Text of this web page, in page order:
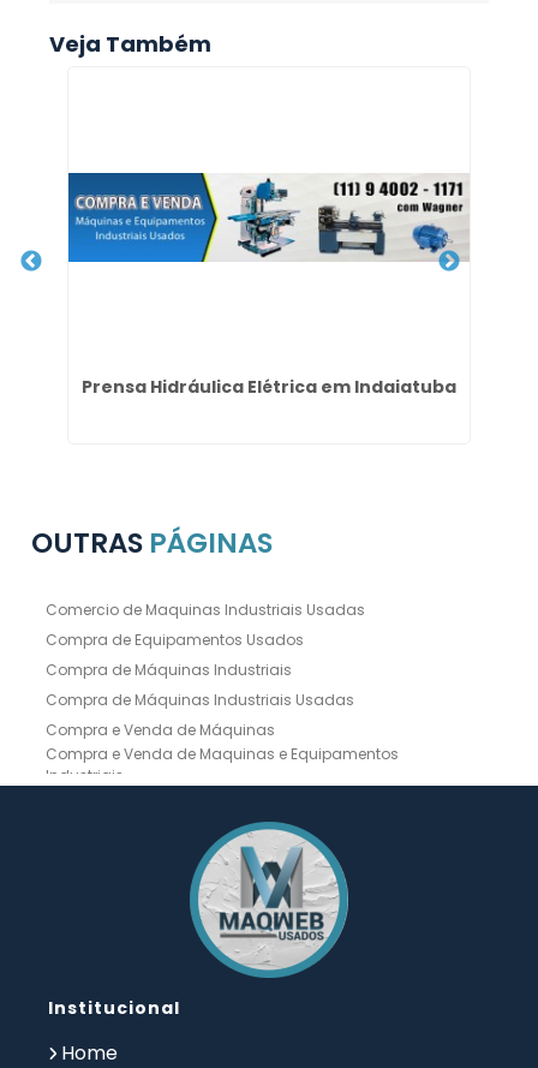
Veja Também
Prensa Hidráulica Elétrica em Indaiatuba
OUTRAS PÁGINAS
Comercio de Maquinas Industriais Usadas
Compra de Equipamentos Usados
Compra de Máquinas Industriais
Compra de Máquinas Industriais Usadas
Compra e Venda de Máquinas
Compra e Venda de Maquinas e Equipamentos
Industriais
Compra e Venda de Máquinas Operatrizes
Dobradeira CNC Usada
Dobradeira de Chapa Hidráulica Usada
Dobradeira de Chapas
Dobradeira Hidráulica
Dobradeira Hidráulica Usada
Dobradeira Industrial
Empresa de Compra de Máquinas Industriais
Empresa de Maquinas e Equipamentos
Institucional
Home